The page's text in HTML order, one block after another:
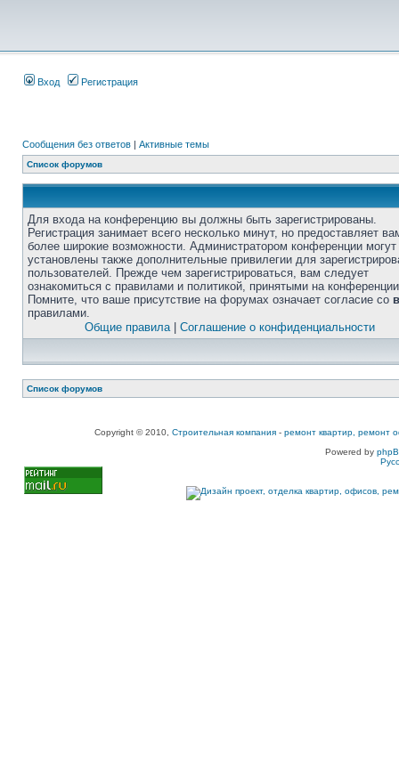
Вход Регистрация
Сообщения без ответов | Активные темы
Список форумов
Для входа на конференцию вы должны быть зарегистрированы.
Регистрация занимает всего несколько минут, но предоставляет
более широкие возможности. Администратором конференции
установлены также дополнительные привилегии для
пользователей. Прежде чем зарегистрироваться, вам следует
ознакомиться с правилами и политикой, принятыми на
Помните, что ваше присутствие на форумах означает согласие со
правилами.
Общие правила| Соглашение о конфиденциальности
Список форумов
Copyright © 2010, Строительная компания - ремонт квартир, ремонт
Powered by